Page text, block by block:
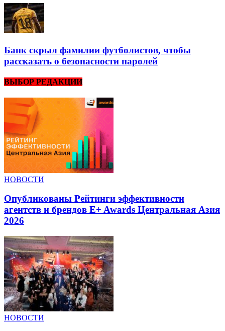
Банк скрыл фамилии футболистов, чтобы
рассказать о безопасности паролей
ВЫБОР РЕДАКЦИИ
НОВОСТИ
Опубликованы Рейтинги эффективности
агентств и брендов E+ Awards Центральная Азия
2026
НОВОСТИ